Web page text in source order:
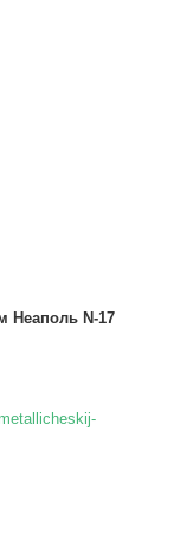
Неаполь N-17